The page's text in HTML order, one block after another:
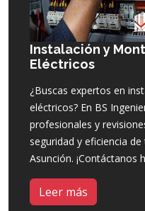
Instalación y
Eléctricos
¿Buscas expertos en
eléctricos? En BS
profesionales y
seguridad y eficiencia
Asunción. ¡Contáctanos
Leer más